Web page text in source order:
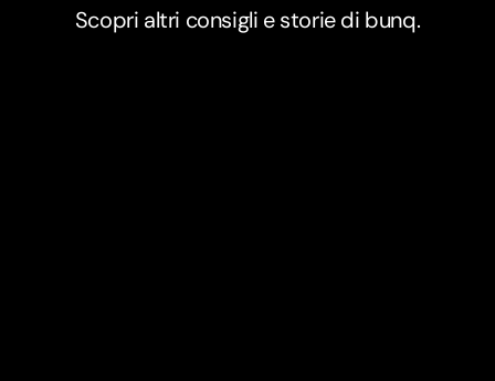
Scopri altri consigli e storie di bunq.